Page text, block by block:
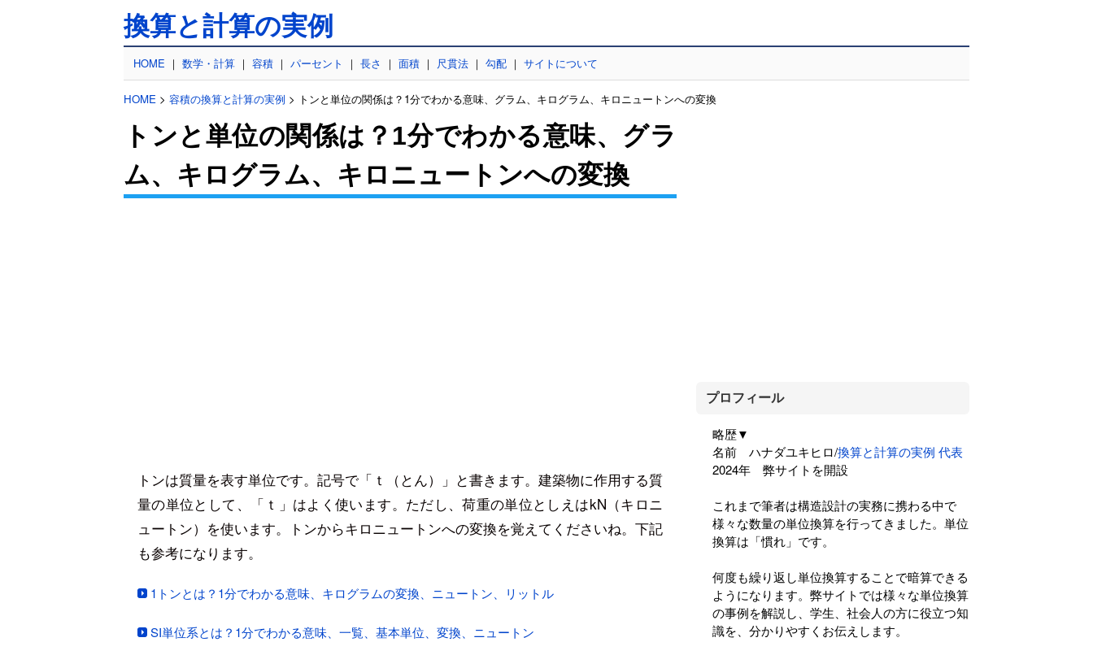
換算と計算の実例
HOME ｜ 数学・計算 ｜ 容積 ｜ パーセント ｜ 長さ ｜ 面積 ｜ 尺貫法 ｜ 勾配 ｜ サイトについて
HOME > 容積の換算と計算の実例 > トンと単位の関係は？1分でわかる意味、グラム、キログラム、キロニュートンへの変換
トンと単位の関係は？1分でわかる意味、グラ
ム、キログラム、キロニュートンへの変換
トンは質量を表す単位です。記号で「ｔ（とん）」と書きます。建築物に作用する質
量の単位として、「ｔ」はよく使います。ただし、荷重の単位としえはkN（キロニ
ュートン）を使います。トンからキロニュートンへの変換を覚えてくださいね。下記
も参考になります。
1トンとは？1分でわかる意味、キログラムの変換、ニュートン、リットル
SI単位系とは？1分でわかる意味、一覧、基本単位、変換、ニュートン
プロフィール
略歴▼
名前 ハナダユキヒロ/換算と計算の実例 代表
2024年 弊サイトを開設
これまで筆者は構造設計の実務に携わる中で
様々な数量の単位換算を行ってきました。単位
換算は「慣れ」です。
何度も繰り返し単位換算することで暗算できる
ようになります。弊サイトでは様々な単位換算
の事例を解説し、学生、社会人の方に役立つ知
識を、分かりやすくお伝えします。